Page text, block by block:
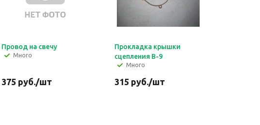
Провод на свечу
Много
375 руб./шт
Прокладка крышки
сцепления В-9
Много
315 руб./шт